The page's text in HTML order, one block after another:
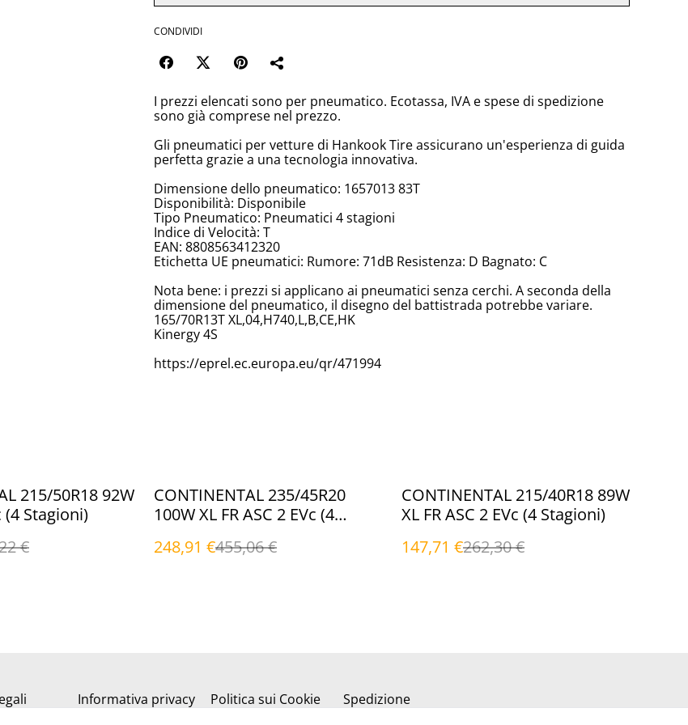
CONDIVIDI
I prezzi elencati sono per pneumatico. Ecotassa, IVA e spese di spedizione
sono già comprese nel prezzo.
Gli pneumatici per vetture di Hankook Tire assicurano un'esperienza di guida
perfetta grazie a una tecnologia innovativa.
Dimensione dello pneumatico: 1657013 83T
Disponibilità: Disponibile
Tipo Pneumatico: Pneumatici 4 stagioni
Indice di Velocità: T
EAN: 8808563412320
Etichetta UE pneumatici: Rumore: 71dB Resistenza: D Bagnato: C
Nota bene: i prezzi si applicano ai pneumatici senza cerchi. A seconda della
dimensione del pneumatico, il disegno del battistrada potrebbe variare.
165/70R13T XL,04,H740,L,B,CE,HK
Kinergy 4S
https://eprel.ec.europa.eu/qr/471994
215/50R18 92W
(4 Stagioni)
€
%
CONTINENTAL 235/45R20
100W XL FR ASC 2 EVc (4
248,91 €455,06 €
%
CONTINENTAL 215/40R18 89W
XL FR ASC 2 EVc (4 Stagioni)
147,71 €262,30 €
Informativa privacy Politica sui Cookie Spedizione